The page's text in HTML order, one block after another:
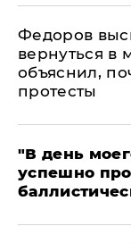
Федоров
вернуться в
объяснил,
протесты
​"В день
успешно